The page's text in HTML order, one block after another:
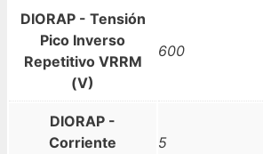
DIORAP - Tensión
Pico Inverso
Repetitivo VRRM
(V)
600
DIORAP -
Corriente
5